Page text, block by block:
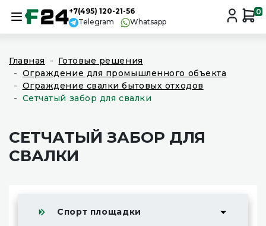
+7(495) 120-21-56
Telegram
Whatsapp
0
Главная
Готовые решения
Ограждение для промышленного объекта
Ограждение свалки бытовых отходов
Сетчатый забор для свалки
СЕТЧАТЫЙ ЗАБОР ДЛЯ
СВАЛКИ
Спорт площадки